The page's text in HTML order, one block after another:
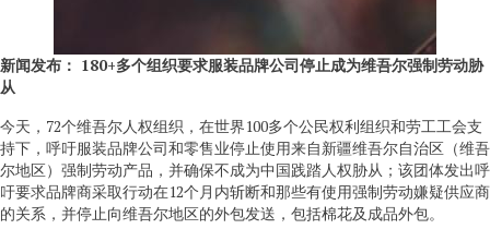
新闻发布： 180+多个组织要求服装品牌公司停止成为维吾尔强制劳动胁
从
今天，72个维吾尔人权组织，在世界100多个公民权利组织和劳工工会支
持下，呼吁服装品牌公司和零售业停止使用来自新疆维吾尔自治区（维吾
尔地区）强制劳动产品，并确保不成为中国践踏人权胁从；该团体发出呼
吁要求品牌商采取行动在12个月内斩断和那些有使用强制劳动嫌疑供应商
的关系，并停止向维吾尔地区的外包发送，包括棉花及成品外包。